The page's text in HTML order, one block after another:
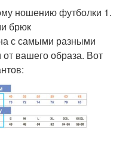
ношению футболки 1.
брюк
с самыми разными
вашего образа. Вот